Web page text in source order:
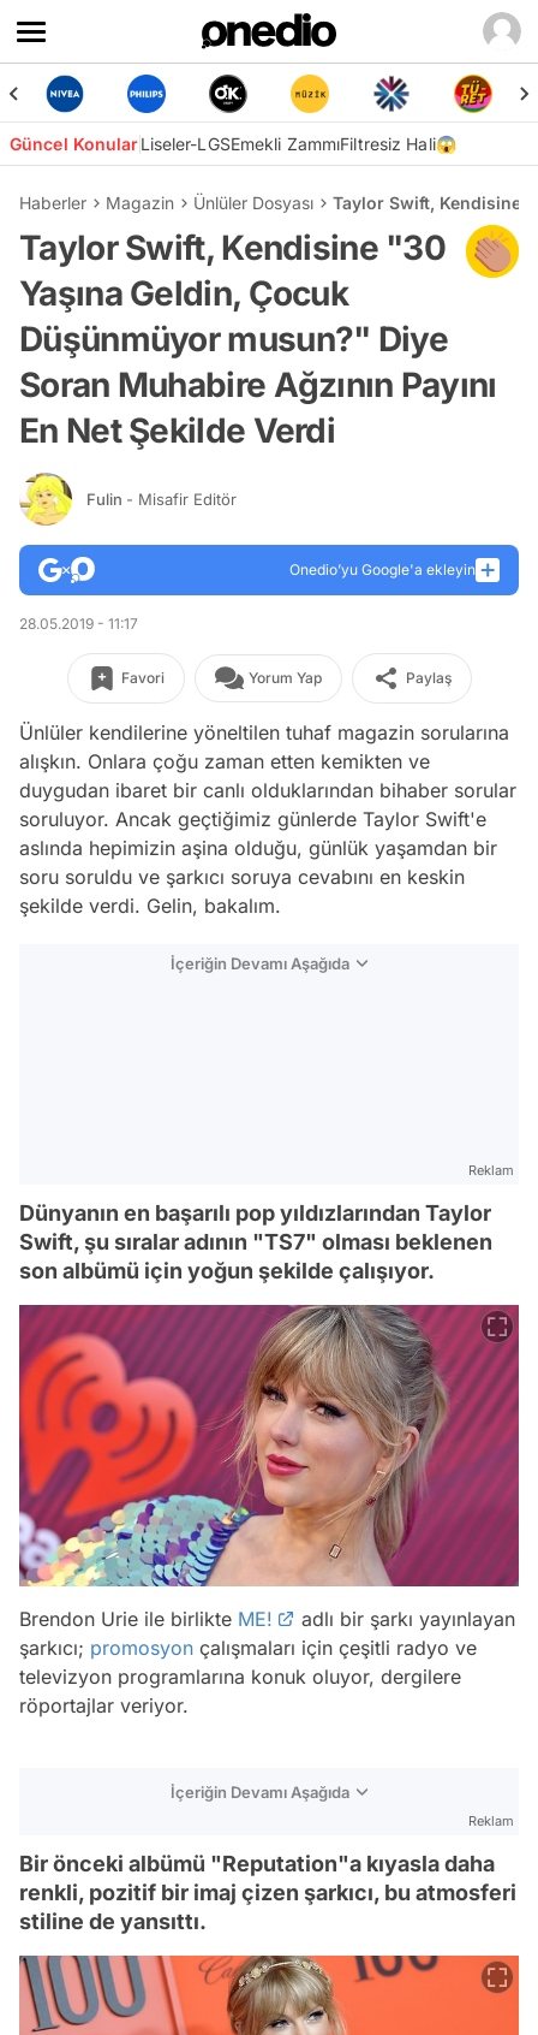
Güncel KonularLiseler-LGSEmekli ZammıFiltresiz Hali😱
Haberler Magazin Ünlüler Dosyası Taylor Swift, Kendisine
Taylor Swift, Kendisine "30
Yaşına Geldin, Çocuk
Düşünmüyor musun?" Diye
Soran Muhabire Ağzının Payını
En Net Şekilde Verdi
Fulin - Misafir Editör
Onedio’yu Google'a ekleyin
28.05.2019 - 11:17
Favori Yorum Yap Paylaş
Ünlüler kendilerine yöneltilen tuhaf magazin sorularına
alışkın. Onlara çoğu zaman etten kemikten ve
duygudan ibaret bir canlı olduklarından bihaber sorular
soruluyor. Ancak geçtiğimiz günlerde Taylor Swift'e
aslında hepimizin aşina olduğu, günlük yaşamdan bir
soru soruldu ve şarkıcı soruya cevabını en keskin
şekilde verdi. Gelin, bakalım.
İçeriğin Devamı Aşağıda
Reklam
Dünyanın en başarılı pop yıldızlarından Taylor
Swift, şu sıralar adının "TS7" olması beklenen
son albümü için yoğun şekilde çalışıyor.
Brendon Urie ile birlikte ME!
adlı bir şarkı yayınlayan
şarkıcı; promosyon çalışmaları için çeşitli radyo ve
televizyon programlarına konuk oluyor, dergilere
röportajlar veriyor.
İçeriğin Devamı Aşağıda
Reklam
Bir önceki albümü "Reputation"a kıyasla daha
renkli, pozitif bir imaj çizen şarkıcı, bu atmosferi
stiline de yansıttı.